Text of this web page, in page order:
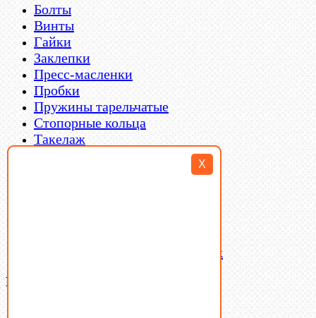
X
Болты
Винты
Гайки
Заклепки
Пресс-масленки
Пробки
Пружины тарельчатые
Стопорные кольца
Такелаж
Латунный и бронзовый крепеж
Ваша корзина